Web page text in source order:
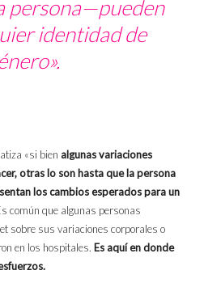
persona—pueden
identidad de
«si bien algunas variaciones
otras lo son hasta que la persona
los cambios esperados para un
común que algunas personas
sobre sus variaciones corporales o
en los hospitales. Es aquí en donde